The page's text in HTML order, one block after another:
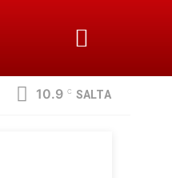
10.9 C SALTA